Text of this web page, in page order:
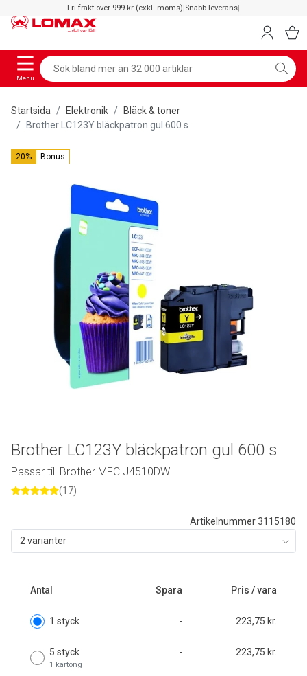
Fri frakt över 999 kr (exkl. moms)|Snabb leverans|
Menu
Startsida Elektronik
Bläck & toner
Brother LC123Y bläckpatron gul 600 s
20% Bonus
Artikelnummer 3115180
2 varianter
Antal Spara Pris / vara
1 styck - 223,75 kr.
5 styck
1 kartong
- 223,75 kr.
Brother LC123Y bläckpatron gul 600 s
Passar till Brother MFC J4510DW
(17)